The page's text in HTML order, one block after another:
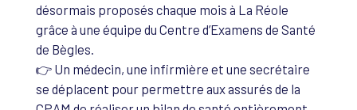
désormais proposés chaque mois à La Réole
grâce à une équipe du Centre d’Examens de Santé
de Bègles.
👉 Un médecin, une infirmière et une secrétaire
se déplacent pour permettre aux assurés de la